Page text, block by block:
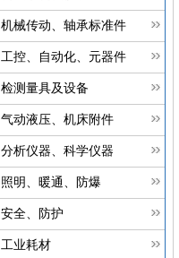
机械传动、轴承标准件
工控、自动化、元器件
检测量具及设备
气动液压、机床附件
分析仪器、科学仪器
照明、暖通、防爆
安全、防护
工业耗材